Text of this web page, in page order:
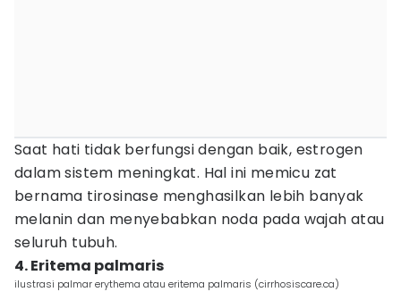
Saat hati tidak berfungsi dengan baik, estrogen
dalam sistem meningkat. Hal ini memicu zat
bernama tirosinase menghasilkan lebih banyak
melanin dan menyebabkan noda pada wajah atau
seluruh tubuh.
4. Eritema palmaris
ilustrasi palmar erythema atau eritema palmaris (cirrhosiscare.ca)